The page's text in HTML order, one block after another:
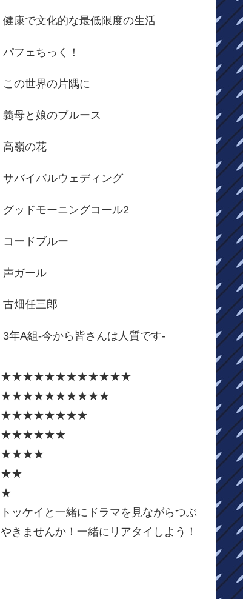
健康で文化的な最低限度の生活
パフェちっく！
この世界の片隅に
義母と娘のブルース
高嶺の花
サバイバルウェディング
グッドモーニングコール2
コードブルー
声ガール
古畑任三郎
3年A組-今から皆さんは人質です-
★★★★★★★★★★★★
★★★★★★★★★★
★★★★★★★★
★★★★★★
★★★★
★★
★
トッケイと一緒にドラマを見ながらつぶ
やきませんか！一緒にリアタイしよう！